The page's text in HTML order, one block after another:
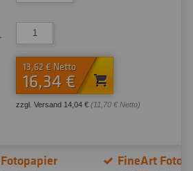
13,62 € Netto
16,34 €
zzgl. Versand 14,04 € (11,70 € Netto)
FineArt